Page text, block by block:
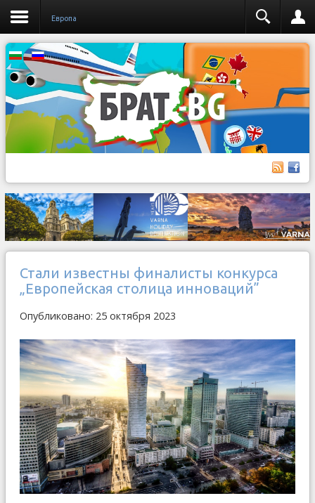
Европа
Стали известны финалисты конкурса
„Европейская столица инноваций”
Опубликовано: 25 октября 2023